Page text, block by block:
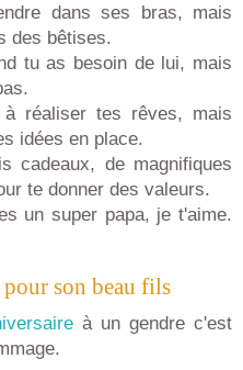
dans ses bras, mais
des bêtises.
tu as besoin de lui, mais
réaliser tes rêves, mais
idées en place.
cadeaux, de magnifiques
te donner des valeurs.
un super papa, je t'aime.
son beau fils
à un gendre c'est